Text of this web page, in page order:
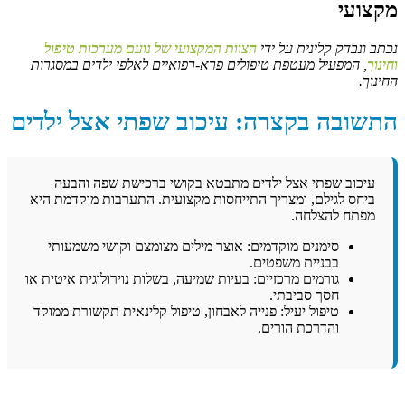
מקצועי
נכתב ונבדק קלינית על ידי הצוות המקצועי של נועם מערכות טיפול
וחינוך , המפעיל מעטפת טיפולים פרא-רפואיים לאלפי ילדים במסגרות
החינוך.
התשובה בקצרה: עיכוב שפתי אצל ילדים
עיכוב שפתי אצל ילדים מתבטא בקושי ברכישת שפה והבעה
ביחס לגילם, ומצריך התייחסות מקצועית. התערבות מוקדמת היא
מפתח להצלחה.
סימנים מוקדמים: אוצר מילים מצומצם וקושי משמעותי
בבניית משפטים.
גורמים מרכזיים: בעיות שמיעה, בשלות נוירולוגית איטית או
חסך סביבתי.
טיפול יעיל: פנייה לאבחון, טיפול קלינאית תקשורת ממוקד
והדרכת הורים.